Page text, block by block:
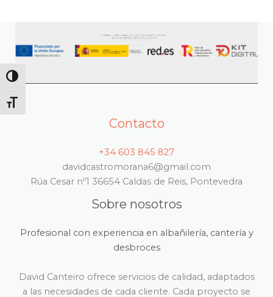
ALTERNAR ALTO CONTRASTE
ALTERNAR TAMAÑO DE LETRA
Contacto
+34 603 845 827
davidcastromorana6@gmail.com
Rúa Cesar nº1 36654 Caldas de Reis, Pontevedra
Sobre nosotros
Profesional con experiencia en albañilería, cantería y
desbroces
David Canteiro ofrece servicios de calidad, adaptados
a las necesidades de cada cliente. Cada proyecto se